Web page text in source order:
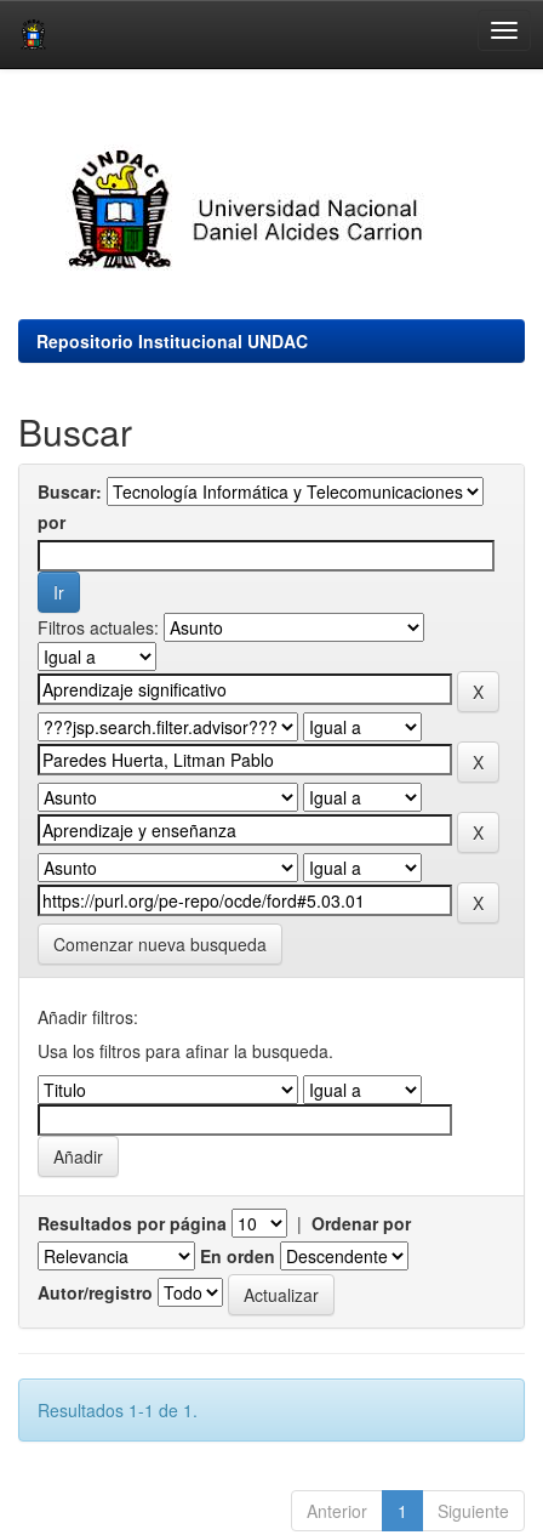
Repositorio Institucional UNDAC
Buscar
Buscar:
por
Filtros actuales:
Comenzar nueva busqueda
Añadir filtros:
Usa los filtros para afinar la busqueda.
Resultados por página | Ordenar por
En orden
Autor/registro
Resultados 1-1 de 1.
Anterior 1 Siguiente